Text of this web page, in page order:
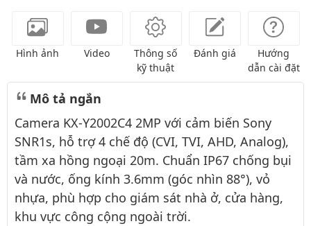
Hình ảnh Video
Thông số
kỹ thuật
Đánh giá
Hướng
dẫn cài đặt
Mô tả ngắn
Camera KX-Y2002C4 2MP với cảm biến Sony
SNR1s, hỗ trợ 4 chế độ (CVI, TVI, AHD, Analog),
tầm xa hồng ngoại 20m. Chuẩn IP67 chống bụi
và nước, ống kính 3.6mm (góc nhìn 88°), vỏ
nhựa, phù hợp cho giám sát nhà ở, cửa hàng,
khu vực công cộng ngoài trời.